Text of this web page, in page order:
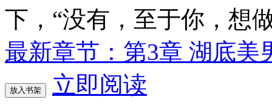
下，“没有，至于你，想
最新章节：第3章 湖底美
放入书架 立即阅读